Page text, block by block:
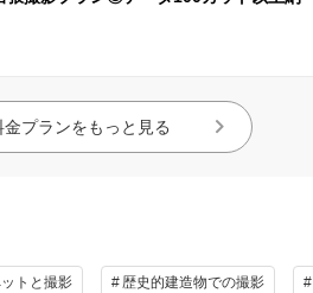
金プランをもっと見る
トと撮影 歴史的建造物での撮影